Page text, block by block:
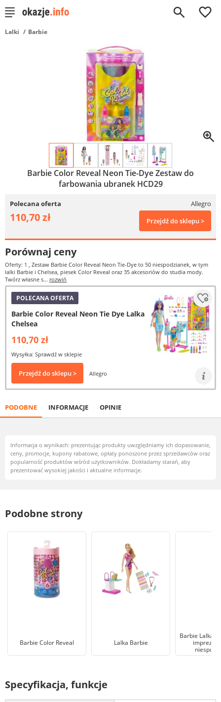
0
Lalki Barbie
Barbie Color Reveal Neon Tie-Dye Zestaw do
farbowania ubranek HCD29
Polecana oferta Allegro
110,70 zł Przejdź do sklepu >
Porównaj ceny
Oferty: 1 , Zestaw Barbie Color Reveal Neon Tie-Dye to 50 niespodzianek, w tym
lalki Barbie i Chelsea, piesek Color Reveal oraz 35 akcesoriów do studia mody.
Twórz własne s... rozwiń
POLECANA OFERTA
Barbie Color Reveal Neon Tie Dye Lalka
Chelsea
110,70 zł
Wysyłka: Sprawdź w sklepie
Przejdź do sklepu > Allegro
PODOBNE INFORMACJE OPINIE
Informacja o wynikach: prezentując produkty uwzględniamy ich dopasowanie,
ceny, promocje, kupony rabatowe, opłaty ponoszone przez sprzedawców oraz
popularność produktów wśród użytkowników. Dokładamy starań, aby
prezentować wysokiej jakości i aktualne informacje.
Podobne strony
Barbie Color Reveal Lalka Barbie
Barbie Lalka
impreza
Specyfikacja, funkcje